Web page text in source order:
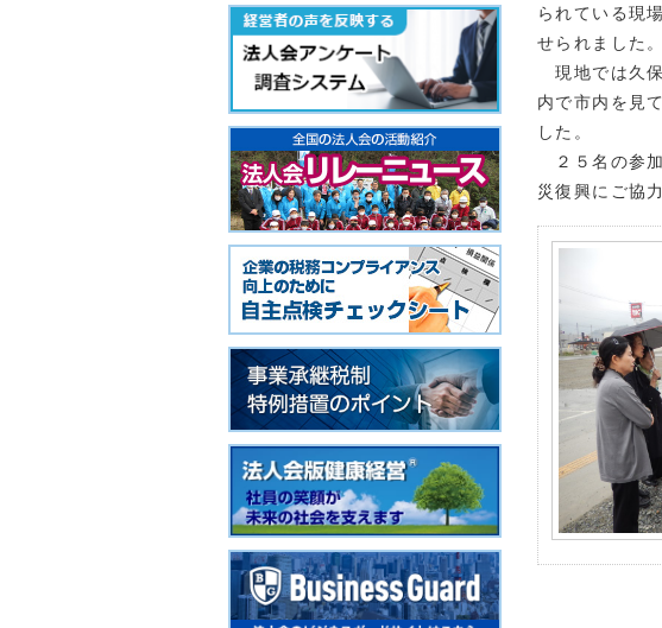
られている現
せられました。
現地では久
内で市内を見
した。
２５名の参
災復興にご協